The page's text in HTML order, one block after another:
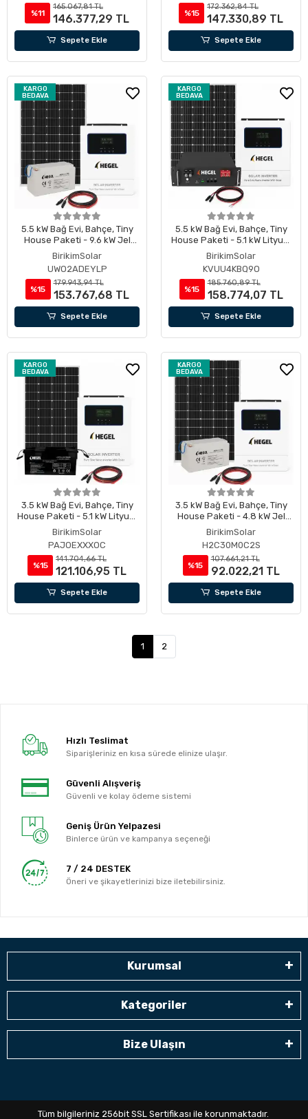
%11
165.067,81 TL
146.377,29 TL
Sepete Ekle
%15
172.362,84 TL
147.330,89 TL
Sepete Ekle
KARGO
BEDAVA
5.5 kW Bağ Evi, Bahçe, Tiny
House Paketi - 9.6 kW Jel
Akülü
BirikimSolar
UWO2ADEYLP
%15
179.943,94 TL
153.767,68 TL
Sepete Ekle
KARGO
BEDAVA
5.5 kW Bağ Evi, Bahçe, Tiny
House Paketi - 5.1 kW Lityum
Akülü
BirikimSolar
KVUU4KBQ9O
%15
185.760,89 TL
158.774,07 TL
Sepete Ekle
KARGO
BEDAVA
3.5 kW Bağ Evi, Bahçe, Tiny
House Paketi - 5.1 kW Lityum
Akülü
BirikimSolar
PAJOEXXXOC
%15
141.704,66 TL
121.106,95 TL
Sepete Ekle
KARGO
BEDAVA
3.5 kW Bağ Evi, Bahçe, Tiny
House Paketi - 4.8 kW Jel
Akülü
BirikimSolar
H2C30M0C2S
%15
107.661,21 TL
92.022,21 TL
Sepete Ekle
1 2
Hızlı Teslimat
Siparişleriniz en kısa sürede elinize ulaşır.
Güvenli Alışveriş
Güvenli ve kolay ödeme sistemi
Geniş Ürün Yelpazesi
Binlerce ürün ve kampanya seçeneği
7 / 24 DESTEK
Öneri ve şikayetlerinizi bize iletebilirsiniz.
Kurumsal
Kategoriler
Bize Ulaşın
Tüm bilgileriniz 256bit SSL Sertifikası ile korunmaktadır.